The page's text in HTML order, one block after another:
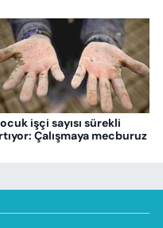
işçi sayısı sürekli
Çalışmaya mecburuz